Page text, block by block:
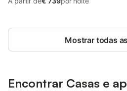
Mostrar todas
Encontrar Casas e